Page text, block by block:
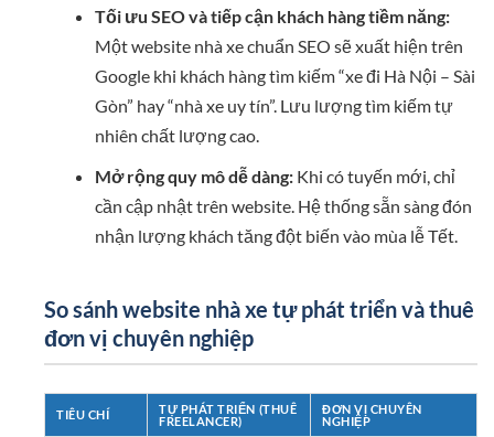
Tối ưu SEO và tiếp cận khách hàng tiềm năng:
Một website nhà xe chuẩn SEO sẽ xuất hiện trên
Google khi khách hàng tìm kiếm “xe đi Hà Nội – Sài
Gòn” hay “nhà xe uy tín”. Lưu lượng tìm kiếm tự
nhiên chất lượng cao.
Mở rộng quy mô dễ dàng:Khi có tuyến mới, chỉ
cần cập nhật trên website. Hệ thống sẵn sàng đón
nhận lượng khách tăng đột biến vào mùa lễ Tết.
So sánh website nhà xe tự phát triển và thuê
đơn vị chuyên nghiệp
TIÊU CHÍ
TỰ PHÁT TRIỂN (THUÊ
FREELANCER)
ĐƠN VỊ CHUYÊN
NGHIỆP